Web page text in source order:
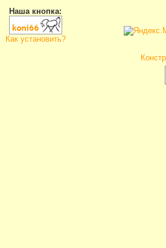
Наша кнопка:
Как установить?